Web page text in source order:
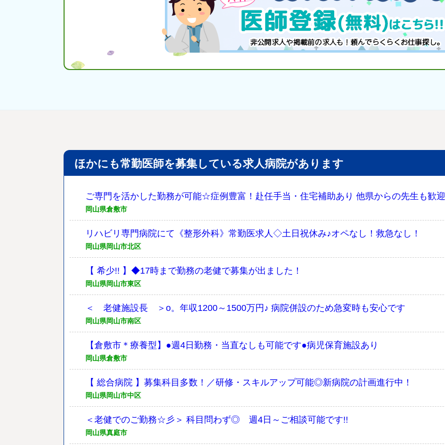
ほかにも常勤医師を募集している求人病院があります
ご専門を活かした勤務が可能☆症例豊富！赴任手当・住宅補助あり 他県からの先生も歓迎
岡山県倉敷市
リハビリ専門病院にて《整形外科》常勤医求人◇土日祝休み♪オペなし！救急なし！
岡山県岡山市北区
【 希少!! 】◆17時まで勤務の老健で募集が出ました！
岡山県岡山市東区
＜ 老健施設長 ＞o。年収1200～1500万円♪ 病院併設のため急変時も安心です
岡山県岡山市南区
【倉敷市＊療養型】●週4日勤務・当直なしも可能です●病児保育施設あり
岡山県倉敷市
【 総合病院 】募集科目多数！／研修・スキルアップ可能◎新病院の計画進行中！
岡山県岡山市中区
＜老健でのご勤務☆彡＞ 科目問わず◎ 週4日～ご相談可能です!!
岡山県真庭市